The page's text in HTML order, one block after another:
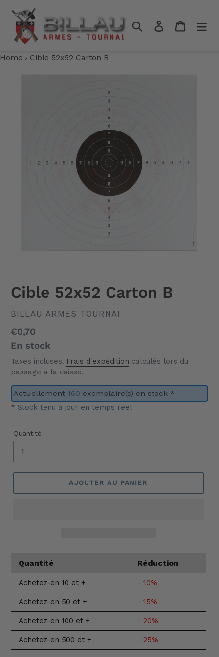
contenu
RechercherSe connecter
Panier
Home › Cible 52x52 Carton B
Cible 52x52 Carton B
DISTRIBUTEUR
BILLAU ARMES TOURNAI
Prix
normal
€0,70
En stock
Taxes incluses. Frais d'expédition calculés lors du
passage à la caisse.
Actuellement 160 exemplaire(s) en stock *
* Stock tenu à jour en temps réel
Quantité
AJOUTER AU PANIER
Quantité Réduction
Achetez-en 10 et + - 10%
Achetez-en 50 et + - 15%
Achetez-en 100 et + - 20%
Achetez-en 500 et + - 25%